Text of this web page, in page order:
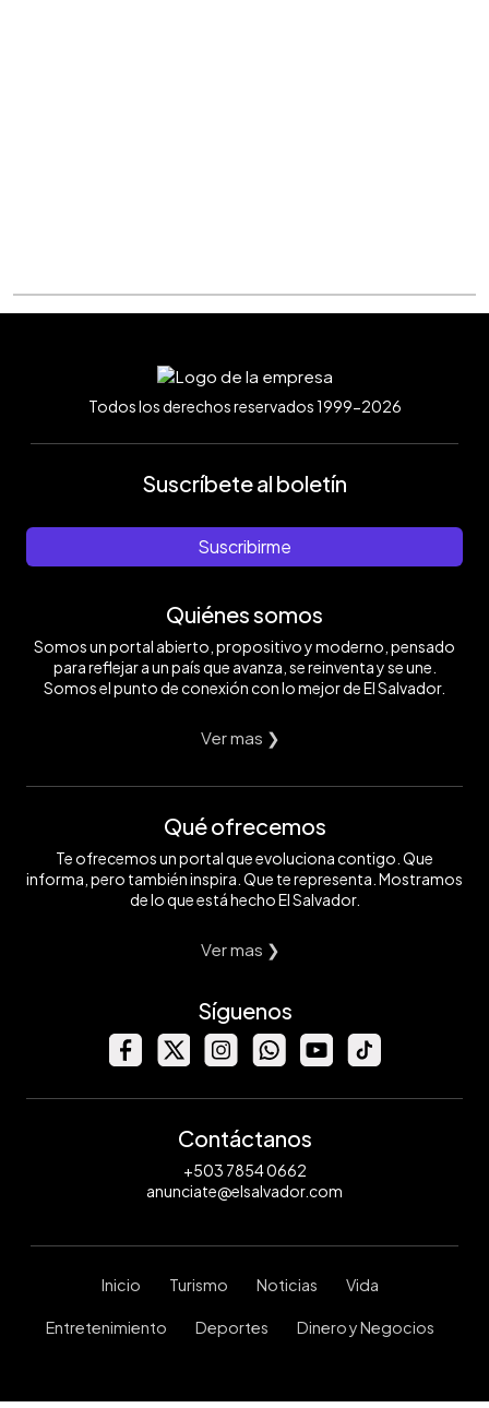
Todos los derechos reservados 1999-2026
Suscríbete al boletín
Suscribirme
Quiénes somos
Somos un portal abierto, propositivo y moderno, pensado
para reflejar a un país que avanza, se reinventa y se une.
Somos el punto de conexión con lo mejor de El Salvador.
Ver mas ❯
Qué ofrecemos
Te ofrecemos un portal que evoluciona contigo. Que
informa, pero también inspira. Que te representa. Mostramos
de lo que está hecho El Salvador.
Ver mas ❯
Síguenos
Contáctanos
+503 7854 0662
anunciate@elsalvador.com
Inicio Turismo Noticias Vida
Entretenimiento Deportes Dinero y Negocios